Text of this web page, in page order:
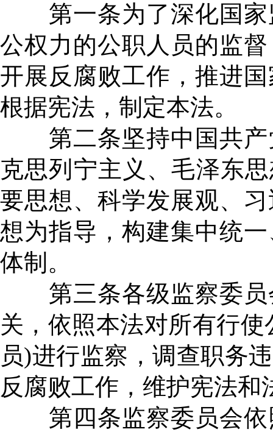
第一条为了深化国家
公权力的公职人员的监
开展反腐败工作，推进
根据宪法，制定本法。
第二条坚持中国共产
克思列宁主义、毛泽东
要思想、科学发展观、
想为指导，构建集中统
体制。
第三条各级监察委员
关，依照本法对所有行
员)进行监察，调查职务
反腐败工作，维护宪法和
第四条监察委员会依